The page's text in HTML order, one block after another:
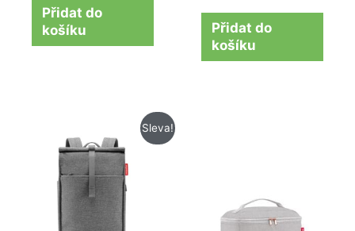
Přidat do
košíku
Přidat do
košíku
Sleva!
cena
byla:
1
315 Kč.
Aktuální
cena